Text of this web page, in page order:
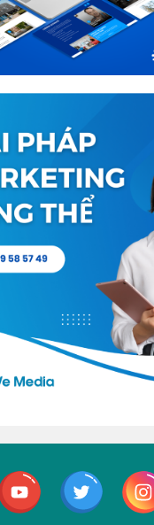
FacebookYoutube